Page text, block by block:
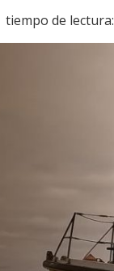
tiempo de lectura: